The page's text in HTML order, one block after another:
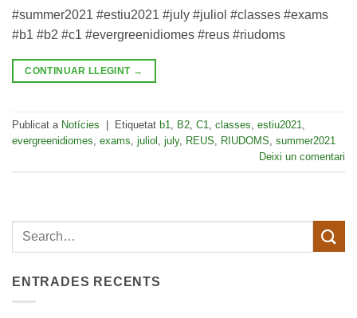
#summer2021 #estiu2021 #july #juliol #classes #exams
#b1 #b2 #c1 #evergreenidiomes #reus #riudoms
CONTINUAR LLEGINT →
Publicat a Notícies Etiquetat b1, B2, C1, classes, estiu2021,
evergreenidiomes, exams, juliol , july, REUS, RIUDOMS, summer2021
Deixi un comentari
ENTRADES RECENTS